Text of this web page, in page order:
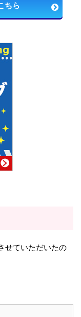
ちら
せていただいたの